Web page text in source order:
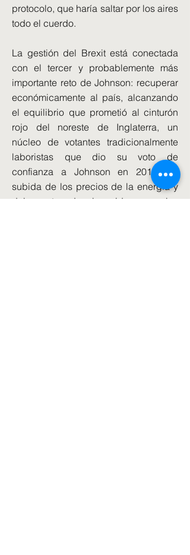
protocolo, que haría saltar por los aires
todo el cuerdo.
La gestión del Brexit está conectada
con el tercer y probablemente más
importante reto de Johnson: recuperar
económicamente al país, alcanzando
el equilibrio que prometió al cinturón
rojo del noreste de Inglaterra, un
núcleo de votantes tradicionalmente
laboristas que dio su voto de
confianza a Johnson en 2019. La
subida de los precios de la energía y
del coste de la vida son los